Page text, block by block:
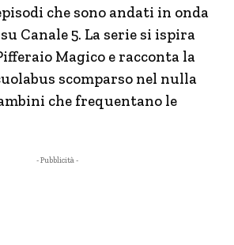
che sono andati in onda
Canale 5. La serie si ispira
Magico e racconta la
scomparso nel nulla
che frequentano le
- Pubblicità -